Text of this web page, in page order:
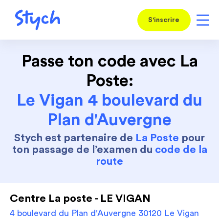
S'inscrire
Passe ton code avec La
Poste:
Le Vigan 4 boulevard du
Plan d'Auvergne
Stych est partenaire de La Poste pour
ton passage de l’examen du code de la
route
Centre La poste - LE VIGAN
4 boulevard du Plan d'Auvergne 30120 Le Vigan